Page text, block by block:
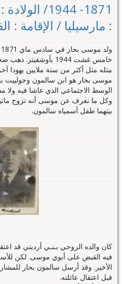
1871- 1944/
: مارسيليا / الإقامة :
خامس غشت 1944
مثله مثل أكثر من ستة ملايين يهودا
موسى بحار هو ابن سالمون وجولييت
الوسط الاجتماعي الذي عاشا فيه ولا
وكل ما نعرف عن موسى أنه تزوج
بيتهما طفل أسمياه سالمون.
كان والده الروحي بـنـي أرديتي قد
فيه القبض على أبوي موسى. لكن
الأخير. وقد أرسل سالمون بحار
قبل اعتقال عائلته.